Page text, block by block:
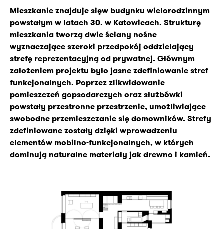
Mieszkanie znajduje sięw budynku wielorodzinnym
powstałym w latach 30. w Katowicach. Strukturę
mieszkania tworzą dwie ściany nośne
wyznaczające szeroki przedpokój oddzielający
strefę reprezentacyjną od prywatnej. Głównym
założeniem projektu było jasne zdefiniowanie stref
funkcjonalnych. Poprzez zlikwidowanie
pomieszczeń gopsodarczych oraz służbówki
powstały przestronne przestrzenie, umożliwiające
swobodne przemieszczanie się domowników. Strefy
zdefiniowane zostały dzięki wprowadzeniu
elementów mobilno-funkcjonalnych, w których
dominują naturalne materiały jak drewno i kamień.